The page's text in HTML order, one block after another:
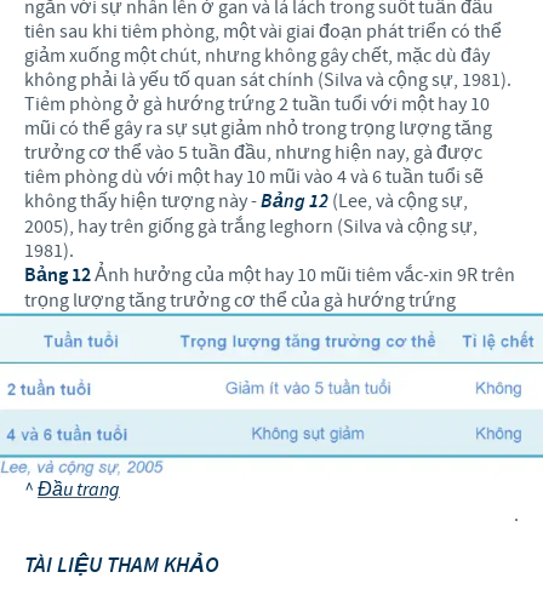
ngắn với sự nhân lên ở gan và lá lách trong suốt tuần đầu
tiên sau khi tiêm phòng, một vài giai đoạn phát triển có thể
giảm xuống một chút, nhưng không gây chết, mặc dù đây
không phải là yếu tố quan sát chính (Silva và cộng sự, 1981).
Tiêm phòng ở gà hướng trứng 2 tuần tuổi với một hay 10
mũi có thể gây ra sự sụt giảm nhỏ trong trọng lượng tăng
trưởng cơ thể vào 5 tuần đầu, nhưng hiện nay, gà được
tiêm phòng dù với một hay 10 mũi vào 4 và 6 tuần tuổi sẽ
không thấy hiện tượng này -Bảng 12 (Lee, và cộng sự,
2005), hay trên giống gà trắng leghorn (Silva và cộng sự,
1981).
Bảng 12Ảnh hưởng của một hay 10 mũi tiêm vắc-xin 9R trên
trọng lượng tăng trưởng cơ thể của gà hướng trứng
^Đầu trang
.
TÀI LIỆU THAM KHẢO